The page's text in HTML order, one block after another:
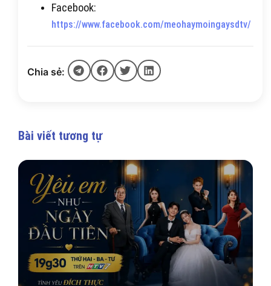
Facebook:
https://www.facebook.com/meohaymoingaysdtv/
Chia sẻ:
Bài viết tương tự